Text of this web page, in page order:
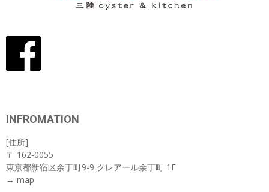
INFROMATION
[住所]
〒 162-0055
東京都新宿区余丁町9-9 クレアール余丁町 1F
→ map